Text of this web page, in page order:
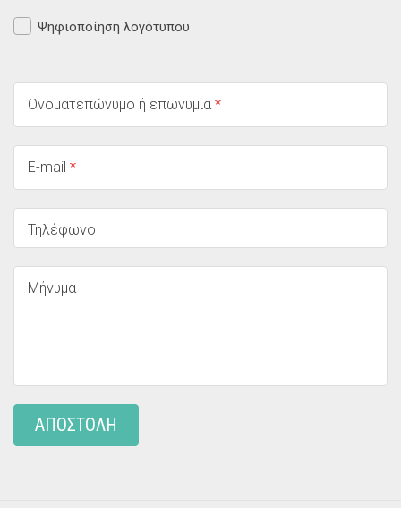
Ψηφιοποίηση λογότυπου
Ονοματεπώνυμο ή επωνυμία*
E-mail *
Τηλέφωνο
Μήνυμα
ΑΠΟΣΤΟΛΗ